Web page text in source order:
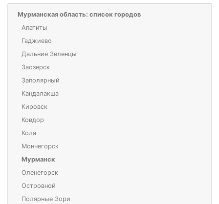
Мурманская область: список городов
Апатиты
Гаджиево
Дальние Зеленцы
Заозерск
Заполярный
Кандалакша
Кировск
Ковдор
Кола
Мончегорск
Мурманск
Оленегорск
Островной
Полярные Зори